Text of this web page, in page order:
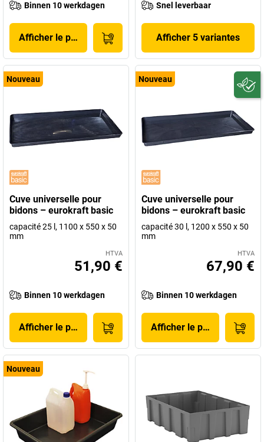
Binnen 10 werkdagen
Afficher le produit
Snel leverbaar
Afficher 5 variantes
Nouveau
Cuve universelle pour
bidons – eurokraft basic
capacité 25 l, 1100 x 550 x 50
mm
HTVA
51,90 €
Binnen 10 werkdagen
Afficher le produit
Nouveau
Cuve universelle pour
bidons – eurokraft basic
capacité 30 l, 1200 x 550 x 50
mm
HTVA
67,90 €
Binnen 10 werkdagen
Afficher le produit
Nouveau